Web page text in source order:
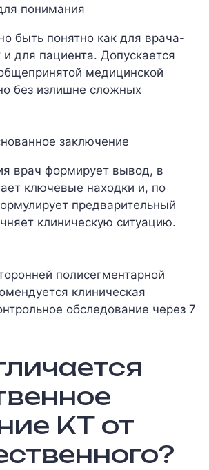
понимания
быть понятно как для врача-
и для пациента. Допускается
медицинской
без излишне сложных
заключение
врач формирует вывод, в
ключевые находки и, по
предварительный
клиническую ситуацию.
полисегментарной
клиническая
обследование через 7
КТ от